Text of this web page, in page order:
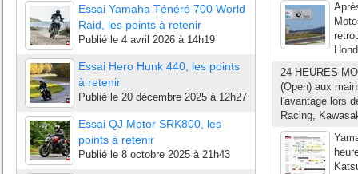
Essai Yamaha Ténéré 700 World
Raid, les points à retenir
Publié le 4 avril 2026 à 14h19
Essai Hero Hunk 440, les points
à retenir
Publié le 20 décembre 2025 à 12h27
Essai QJ Motor SRK800, les
points à retenir
Publié le 8 octobre 2025 à 21h43
24 HEURES
(Open) aux
l'avantage lors
Racing,